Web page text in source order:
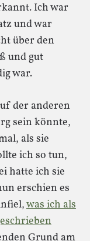
Ich war
und war
über den
und gut
war.
der anderen
sein könnte,
als sie
ich so tun,
hatte ich sie
erschien es
was ich als
Grund am